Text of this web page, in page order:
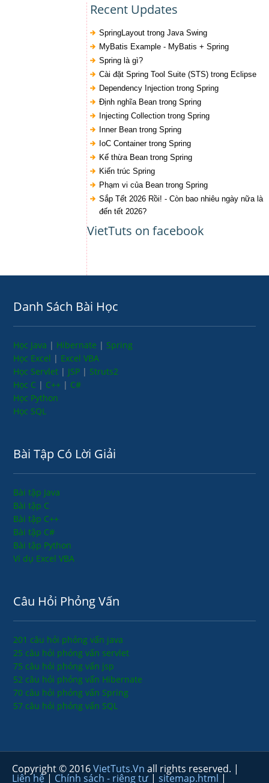
Recent Updates
SpringLayout trong Java Swing
MyBatis Example - MyBatis + Spring
Spring là gì?
Cài đặt Spring Tool Suite (STS) trong Eclipse
Dependency Injection trong Spring
Định nghĩa Bean trong Spring
Injecting Collection trong Spring
Inner Bean trong Spring
IoC Container trong Spring
Kế thừa Bean trong Spring
Kiến trúc Spring
Phạm vi của Bean trong Spring
Sắp Tết 2026 Rồi! - Còn bao nhiêu ngày nữa là
đến tết 2026?
VietTuts on facebook
Danh Sách Bài Học
Học Java | Hibernate | Spring
Học Excel | Excel VBA
Học Servlet | JSP | Struts2
Học C | C++ | C#
Học Python
Học SQL
Bài Tập Có Lời Giải
Bài tập Java
Bài tập C
Bài tập C++
Bài tập C#
Bài tập Python
Ví dụ Excel VBA
Câu Hỏi Phỏng Vấn
201 câu hỏi phỏng vấn java
25 câu hỏi phỏng vấn servlet
75 câu hỏi phỏng vấn jsp
52 câu hỏi phỏng vấn Hibernate
70 câu hỏi phỏng vấn Spring
57 câu hỏi phỏng vấn SQL
Copyright © 2016VietTuts.Vn all rights reserved. |
Liên hệ| Chính sách - riêng tư | sitemap.html |